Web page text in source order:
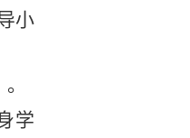
小
学